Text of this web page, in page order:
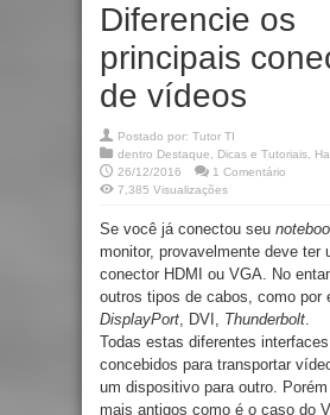
Diferencie os
principais
de vídeos
Postado por: Tutor TI
dentro Destaque Dicas e Tutoriais
26/12/2016
1 Comentário
7,385 Visualizações
Se você já conectou seu
monitor, provavelmente deve ter
conector HDMI ou VGA. No
outros tipos de cabos, como por
DisplayPort, DVI, Thunderbolt.
Todas estas diferentes
concebidos para transportar
um dispositivo para outro.
mais antigos como é o caso do